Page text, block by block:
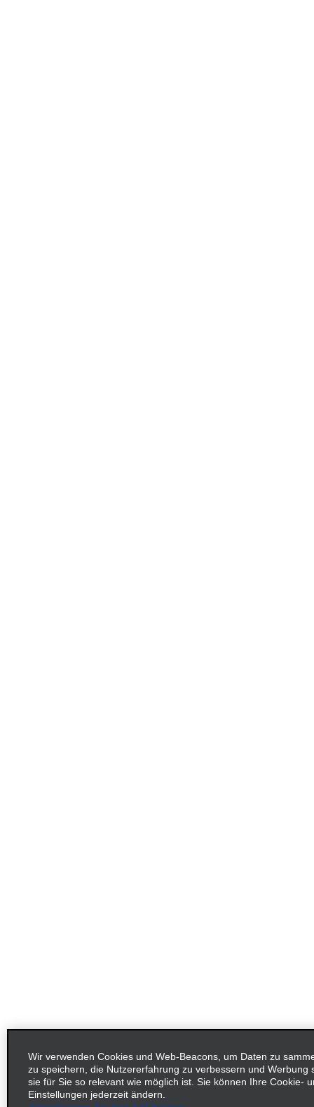
Wir verwenden Cookies und Web-Beacons, um Daten zu
zu speichern, die Nutzererfahrung zu verbessern und Werbung
sie für Sie so relevant wie möglich ist. Sie können Ihre Cookie-
Einstellungen jederzeit ändern.